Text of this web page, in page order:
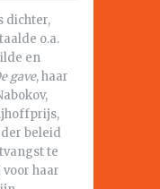
dichter,
o.a.
en
gave, haar
beleid
te
haar